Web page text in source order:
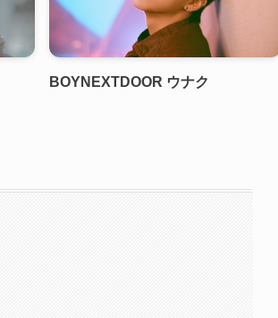
BOYNEXTDOOR ウナク